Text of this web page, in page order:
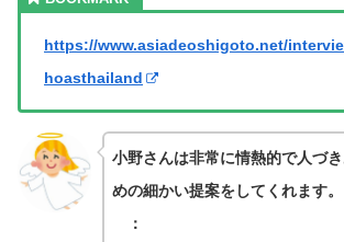
https://www.asiadeoshigoto.net/
hoasthailand
小野さんは非常に情熱的で人づ
めの細かい提案をしてくれます。
：